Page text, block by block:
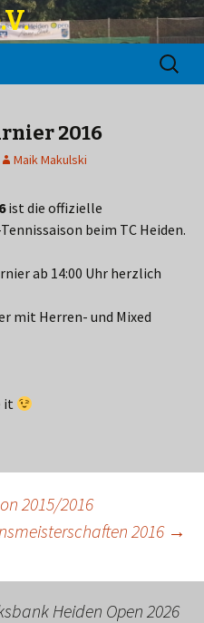
Suchen
nach:
2016
Maik Makulski
ist die offizielle
beim TC Heiden.
ab 14:00 Uhr herzlich
mit Herren- und Mixed
it
2015/2016
2016 →
Heiden Open 2026